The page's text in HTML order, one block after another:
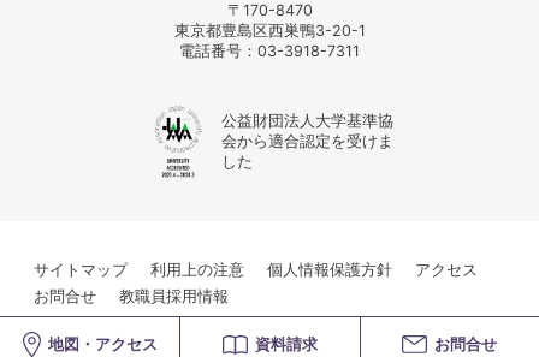
〒170-8470
東京都豊島区西巣鴨3-20-1
電話番号： 03-3918-7311
公益財団法人大学基準協
会から適合認定を受けま
した
サイトマップ 利用上の注意 個人情報保護方針
アクセス
お問合せ
教職員採用情報
地図・アクセス 資料請求 お問合せ